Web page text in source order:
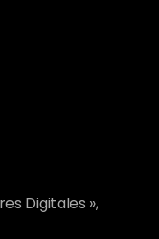
Digitales »,